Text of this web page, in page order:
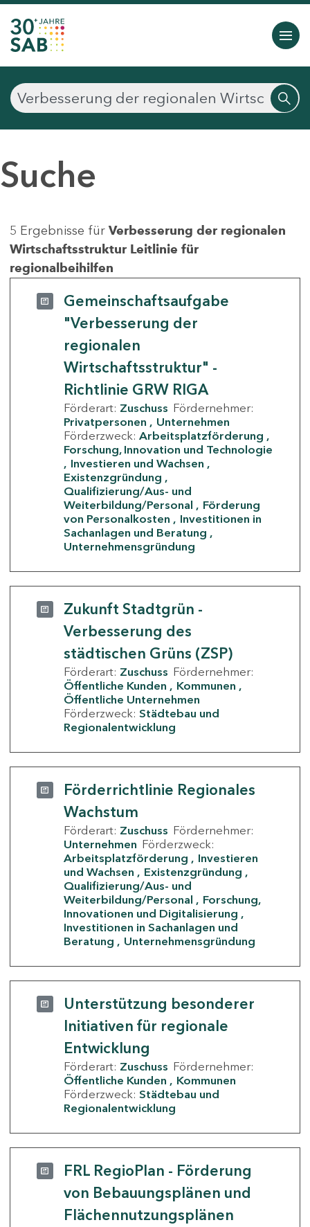
Suche
5 Ergebnisse für Verbesserung der regionalen
Wirtschaftsstruktur Leitlinie für
regionalbeihilfen
Gemeinschaftsaufgabe
"Verbesserung der
regionalen
Wirtschaftsstruktur" -
Richtlinie GRW RIGA
Förderart: Zuschuss Fördernehmer:
Privatpersonen
Unternehmen
Förderzweck: Arbeitsplatzförderung
Forschung, Innovation und Technologie
Investieren und Wachsen
Existenzgründung
Qualifizierung/Aus- und
Weiterbildung/Personal
Förderung
von Personalkosten
Investitionen in
Sachanlagen und Beratung
Unternehmensgründung
Zukunft Stadtgrün -
Verbesserung des
städtischen Grüns (ZSP)
Förderart: Zuschuss Fördernehmer:
Öffentliche Kunden
Kommunen
Öffentliche Unternehmen
Förderzweck: Städtebau und
Regionalentwicklung
Förderrichtlinie Regionales
Wachstum
Förderart: Zuschuss Fördernehmer:
Unternehmen Förderzweck:
Arbeitsplatzförderung
Investieren
und Wachsen
Existenzgründung
Qualifizierung/Aus- und
Weiterbildung/Personal
Forschung,
Innovationen und Digitalisierung
Investitionen in Sachanlagen und
Beratung
Unternehmensgründung
Unterstützung besonderer
Initiativen für regionale
Entwicklung
Förderart: Zuschuss Fördernehmer:
Öffentliche Kunden
Kommunen
Förderzweck: Städtebau und
Regionalentwicklung
FRL RegioPlan - Förderung
von Bebauungsplänen und
Flächennutzungsplänen